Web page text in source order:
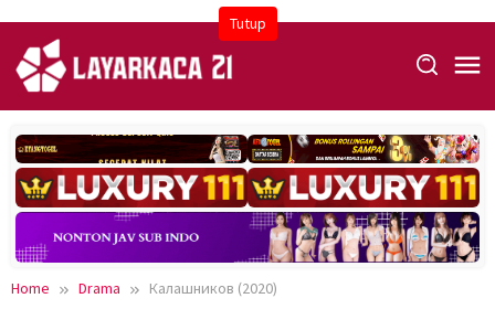
Tutup
content
Home Drama
Калашников (2020)